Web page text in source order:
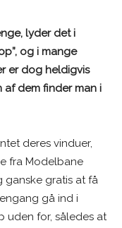
lyder det i
og i mange
er dog heldigvis
dem finder man i
deres vinduer,
fra Modelbane
ganske gratis at få
gå ind i
uden for, således at